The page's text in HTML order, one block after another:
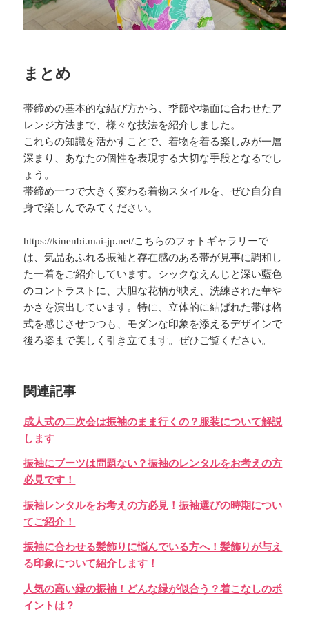
まとめ
帯締めの基本的な結び方から、季節や場面に合わせたア
レンジ方法まで、様々な技法を紹介しました。
これらの知識を活かすことで、着物を着る楽しみが一層
深まり、あなたの個性を表現する大切な手段となるでし
ょう。
帯締め一つで大きく変わる着物スタイルを、ぜひ自分自
身で楽しんでみてください。
https://kinenbi.mai-jp.net/こちらのフォトギャラリーで
は、気品あふれる振袖と存在感のある帯が見事に調和し
た一着をご紹介しています。シックなえんじと深い藍色
のコントラストに、大胆な花柄が映え、洗練された華や
かさを演出しています。特に、立体的に結ばれた帯は格
式を感じさせつつも、モダンな印象を添えるデザインで
後ろ姿まで美しく引き立てます。ぜひご覧ください。
関連記事
成人式の二次会は振袖のまま行くの？服装について解説
します
振袖にブーツは問題ない？振袖のレンタルをお考えの方
必見です！
振袖レンタルをお考えの方必見！振袖選びの時期につい
てご紹介！
振袖に合わせる髪飾りに悩んでいる方へ！髪飾りが与え
る印象について紹介します！
人気の高い緑の振袖！どんな緑が似合う？着こなしのポ
イントは？